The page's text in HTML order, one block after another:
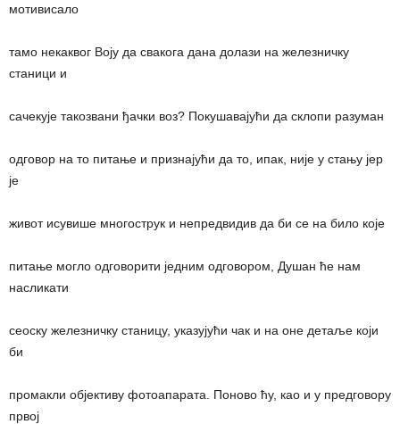
мотивисало
тамо некаквог Воју да свакога дана долази на железничку
станици и
сачекује такозвани ђачки воз? Покушавајући да склопи разуман
одговор на то питање и признајући да то, ипак, није у стању јер
је
живот исувише многострук и непредвидив да би се на било које
питање могло одговорити једним одговором, Душан ће нам
насликати
сеоску железничку станицу, указујући чак и на оне детаље који
би
промакли објективу фотоапарата. Поново ћу, као и у предговору
првој